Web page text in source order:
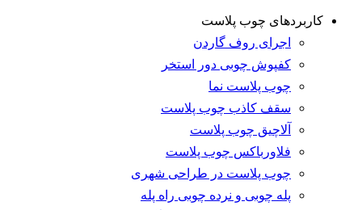
چوب پلاست
اجرای روف گاردن
کفپوش چوبی دور استخر
چوب پلاست نما
سقف کاذب چوب پلاست
آلاچیق چوب پلاست
فلاورباکس چوب پلاست
چوب پلاست در طراحی شهری
پله چوبی و نرده چوبی راه پله